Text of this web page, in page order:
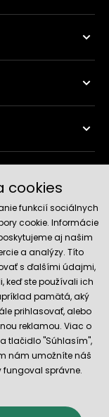
cookies
funkcií sociálnych
cookie. Informácie
aj našim
a analýzy. Títo
s ďalšími údajmi,
keď ste používali ich
pamätá, aký
prihlasovať, alebo
reklamou. Viac o
tlačidlo "Súhlasím",
nám umožníte náš
fungoval správne.